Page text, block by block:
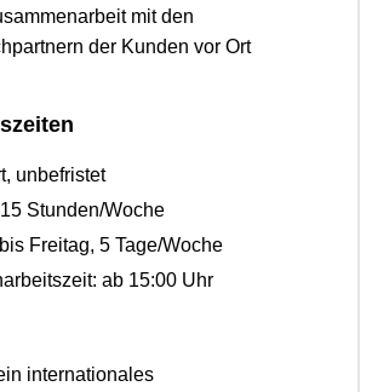
mit den
der Kunden vor Ort
unbefristet
Stunden/Woche
Freitag, 5 Tage/Woche
ab 15:00 Uhr
internationales